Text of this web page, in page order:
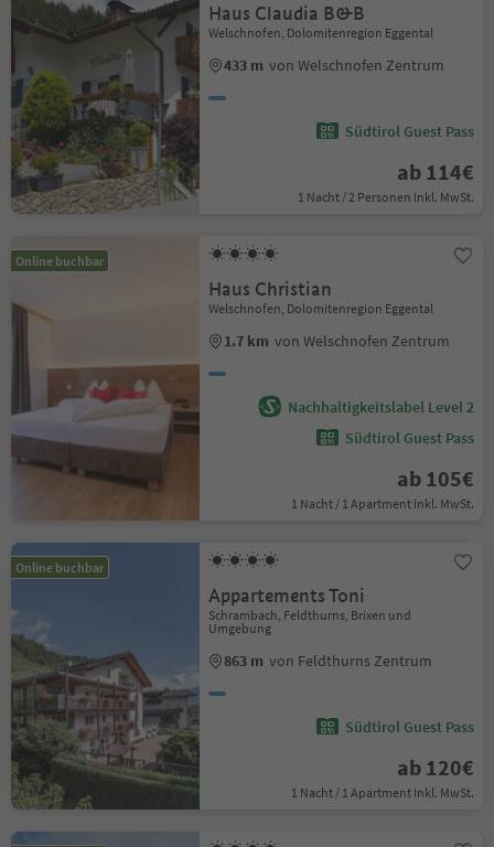
Haus Claudia B&B
Welschnofen, Dolomitenregion Eggental
433 m von Welschnofen Zentrum
Südtirol Guest Pass
ab 114€
1 Nacht / 2 Personen Inkl. MwSt.
Online buchbar
Haus Christian
Welschnofen, Dolomitenregion Eggental
1.7 km von Welschnofen Zentrum
Nachhaltigkeitslabel Level 2
Südtirol Guest Pass
ab 105€
1 Nacht / 1 Apartment Inkl. MwSt.
Online buchbar
Appartements Toni
Schrambach, Feldthurns, Brixen und
Umgebung
863 m von Feldthurns Zentrum
Südtirol Guest Pass
ab 120€
1 Nacht / 1 Apartment Inkl. MwSt.